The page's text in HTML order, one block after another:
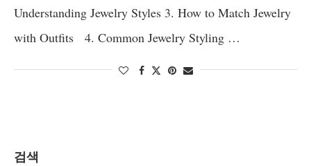
Understanding Jewelry Styles 3. How to Match Jewelry
with Outfits 4. Common Jewelry Styling …
검색